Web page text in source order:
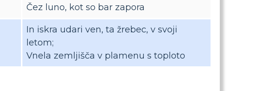
Čez luno, kot so bar zapora
In iskra udari ven, ta žrebec, v svoji
letom;
Vnela zemljišča v plamenu s toploto